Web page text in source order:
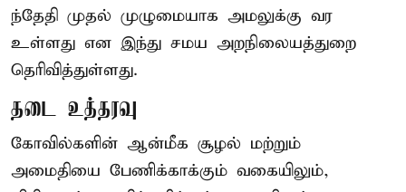
ந்தேதி முதல் முழுமையாக அமலுக்கு வர
உள்ளது என இந்து சமய அறநிலையத்துறை
தெரிவித்துள்ளது.
தடை உத்தரவு
கோவில்களின் ஆன்மீக சூழல் மற்றும்
அமைதியை பேணிக்காக்கும் வகையிலும்,